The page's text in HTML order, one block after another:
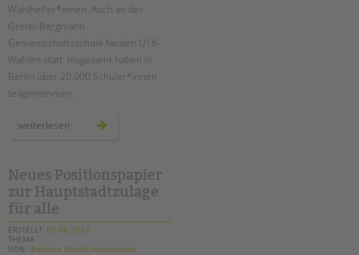
schoolcoach BTL
tandem international
KARRIERE
Stellenangebote
tandem als Arbeitgeberin
NEWS/BLOG
Briefe an Kai
PRESSE
Wahlhelfer*innen. Auch an der
Gretel-Bergmann
Gemeinschaftsschule fanden U16-
Wahlen statt. Insgesamt haben in
Berlin über 20.000 Schüler*innen
teilgenommen.
weiterlesen
europawahl
am
schloss
Neues Positionspapier
zur Hauptstadtzulage
für alle
ERSTELLT 05.06.2024
THEMA
VON
Barbara Brecht-Hadraschek